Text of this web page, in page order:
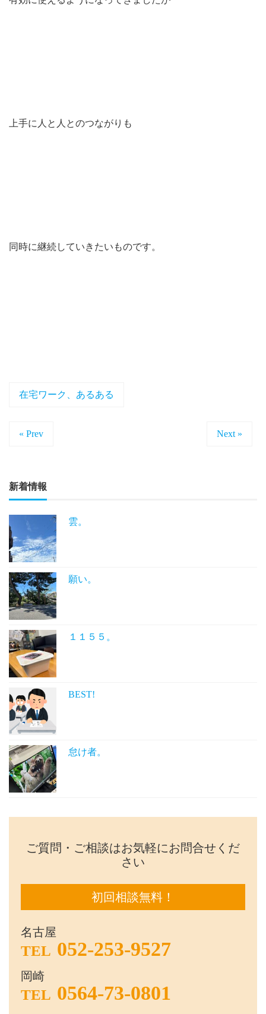
上手に人と人とのつながりも
同時に継続していきたいものです。
在宅ワーク、あるある
« Prev Next »
新着情報
雲。
願い。
１１５５。
BEST!
怠け者。
ご質問・ご相談はお気軽にお問合せくだ
さい
初回相談無料！
名古屋
TEL 052-253-9527
岡崎
TEL 0564-73-0801